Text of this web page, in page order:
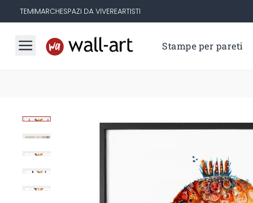
TEMIMARCHESPAZI DA VIVEREARTISTI
Stampe per pareti